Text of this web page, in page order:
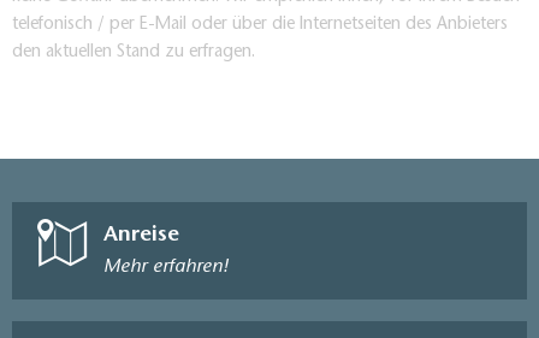
telefonisch / per E-Mail oder über die Internetseiten des Anbieters
den aktuellen Stand zu erfragen.
Anreise
Mehr erfahren!